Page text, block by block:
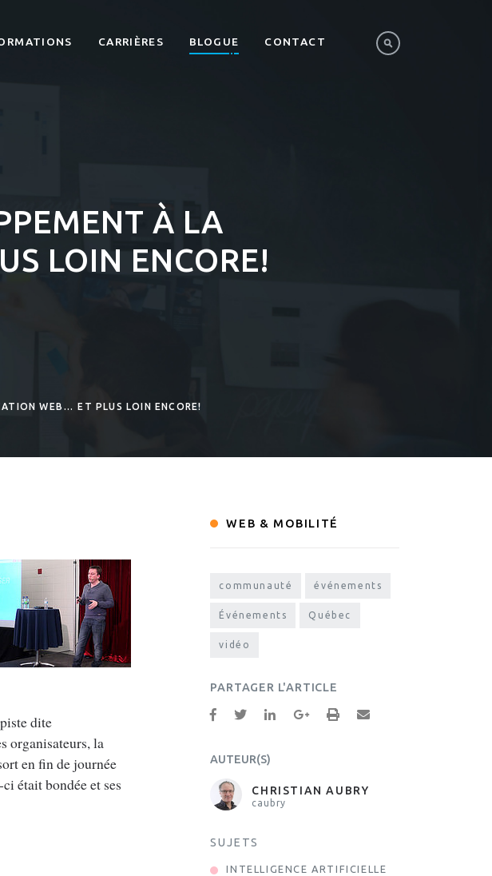
CARRIÈRES BLOGUE CONTACT
À LA
LOIN ENCORE!
WEB… ET PLUS LOIN ENCORE!
dite
organisateurs, la
en fin de journée
était bondée et ses
WEB & MOBILITÉ
communauté événements
Événements Québec
vidéo
PARTAGER L'ARTICLE
AUTEUR(S)
CHRISTIAN AUBRY
caubry
SUJETS
INTELLIGENCE ARTIFICIELLE